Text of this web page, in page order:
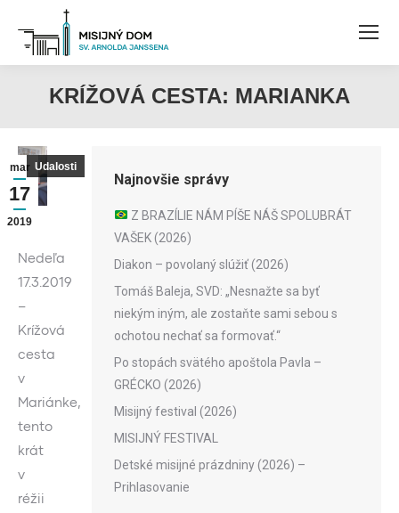
KRÍŽOVÁ CESTA: MARIANKA
mar
17
2019
Udalosti
Nedeľa
17.3.2019
–
Krížová
cesta
v
Mariánke,
tento
krát
v
réžii
Najnovšie správy
Z BRAZÍLIE NÁM PÍŠE NÁŠ SPOLUBRÁT
VAŠEK (2026)
Diakon – povolaný slúžiť (2026)
Tomáš Baleja, SVD: „Nesnažte sa byť
niekým iným, ale zostaňte sami sebou s
ochotou nechať sa formovať.“
Po stopách svätého apoštola Pavla –
GRÉCKO (2026)
Misijný festival (2026)
MISIJNÝ FESTIVAL
Detské misijné prázdniny (2026) –
Prihlasovanie